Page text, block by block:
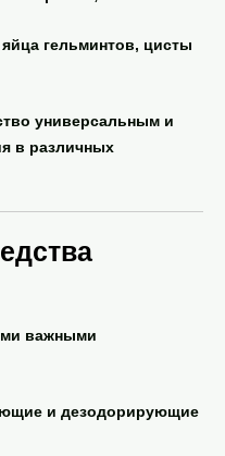
гельминтов, цисты
универсальным и
в различных
важными
и дезодорирующие